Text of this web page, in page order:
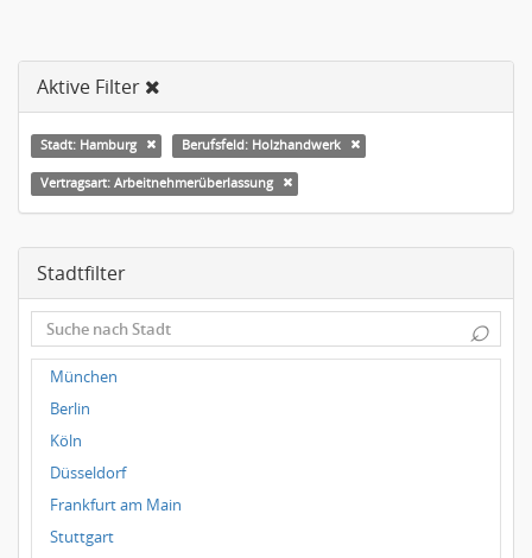
Aktive Filter
Stadt: Hamburg Berufsfeld: Holzhandwerk
Vertragsart: Arbeitnehmerüberlassung
Stadtfilter
⌕
München
Berlin
Köln
Düsseldorf
Frankfurt am Main
Stuttgart